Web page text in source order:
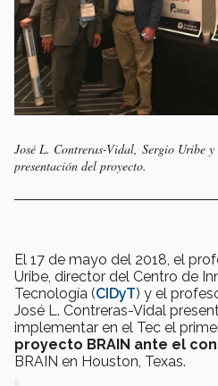
José L. Contreras-Vidal, Sergio Uribe
presentación del proyecto.
El 17 de mayo del 2018, el
Uribe, director del Centro de
Tecnología (CIDyT) y el
José L. Contreras-Vidal
implementar en el Tec el
proyecto BRAIN ante el
BRAIN en Houston, Texas.